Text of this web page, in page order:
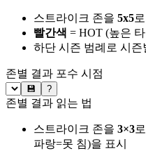
스트라이크 존을 5x5
빨간색 = HOT (높은
하단 시즌 범례로 시
존별 결과 포수 시점
💾 ?
존별 결과 읽는 법
스트라이크 존을 3×3
파랑=못 침)을 표시